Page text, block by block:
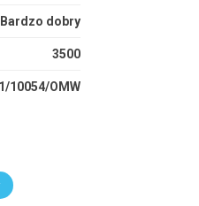
Bardzo dobry
3500
10054/OMW